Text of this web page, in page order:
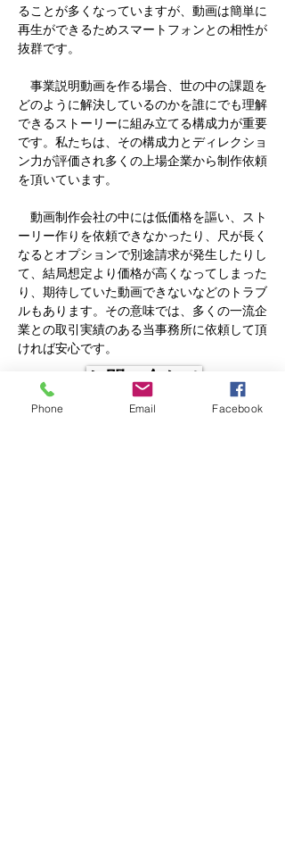
ることが多くなっていますが、動画は簡単に
再生ができるためスマートフォンとの相性が
抜群です。
事業説明動画を作る場合、世の中の課題を
どのように解決しているのかを誰にでも理解
できるストーリーに組み立てる構成力が重要
です。私たちは、 その構成力とディレクショ
ン力が評価され多くの上場企業から制作依頼
を頂いています。
​ 動画制作会社の中には低価格を謳い、スト
ーリー作りを依頼できなかったり、尺が長く
なるとオプションで別途請求が発生したりし
て、結局想定より価格が高くなってしまった
り、期待していた動画できないなどのトラブ
ルもあります。その意味では、多くの一流企
業との取引実績のある当事務所に依頼して頂
ければ安心です。
お問い合わせ
Phone Email Facebook